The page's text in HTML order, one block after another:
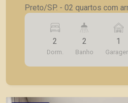
Preto/SP. - 02 quartos com armários; - Banheiro
social; - Lavabo; - Sala; -
armários; - Lavanderia; - 01
coberta. A Piramid tem como objetivo atender
seus clientes com agilidade e
locação, vendas de imóveis
2
Dorm.
2
Banho
1